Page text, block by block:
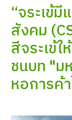
“จระเข้
สังคม
สีจระเข้
ชนบท "ม
หอการค้